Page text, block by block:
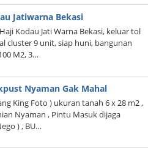
Jatiwarna Bekasi
Kodau Jati Warna Bekasi, keluar tol
cluster 9 unit, siap huni, bangunan
M2, 3…
Nyaman Gak Mahal
King Foto ) ukuran tanah 6 x 28 m2 ,
Nyaman , Pintu Masuk dijaga
) , BU…